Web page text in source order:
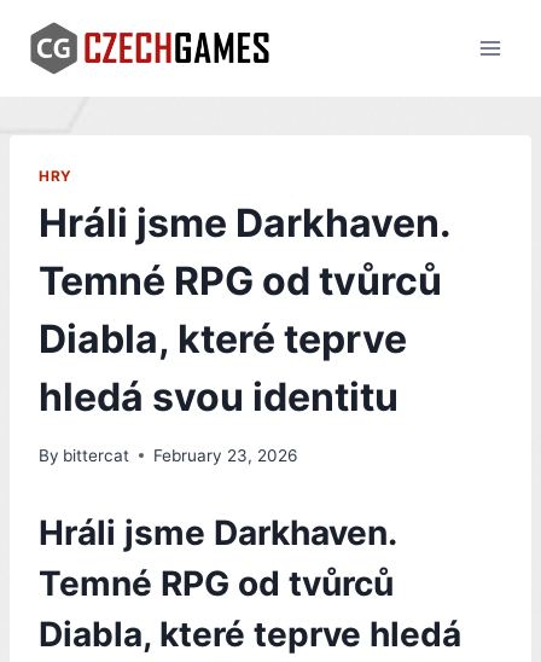
content
HRY
Hráli jsme Darkhaven.
Temné RPG od tvůrců
Diabla, které teprve
hledá svou identitu
By bittercat February 23, 2026
Hráli jsme Darkhaven.
Temné RPG od tvůrců
Diabla, které teprve hledá